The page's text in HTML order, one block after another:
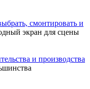
смонтировать и
экран для сцены
и производства